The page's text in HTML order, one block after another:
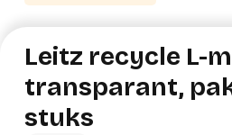
Leitz recycle L-
transparant,
stuks